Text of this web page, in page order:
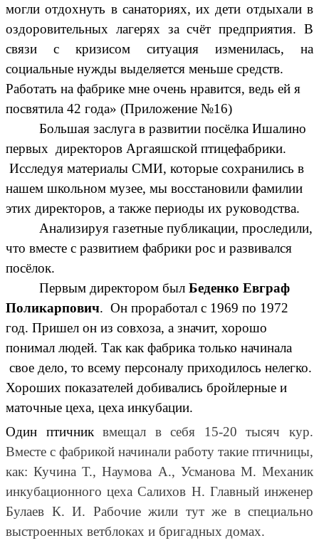
могли отдохнуть в санаториях, их дети отдыхали в
оздоровительных лагерях за счёт предприятия. В
связи с кризисом ситуация изменилась, на
социальные нужды выделяется меньше средств.
Работать на фабрике мне очень нравится, ведь ей я
посвятила 42 года» (Приложение №16)
Большая заслуга в развитии посёлка Ишалино
первых директоров Аргаяшской птицефабрики.
Исследуя материалы СМИ, которые сохранились в
нашем школьном музее, мы восстановили фамилии
этих директоров, а также периоды их руководства.
Анализируя газетные публикации, проследили,
что вместе с развитием фабрики рос и развивался
посёлок.
Первым директором былБеденко Евграф
Поликарпович. Он проработал с 1969 по 1972
год. Пришел он из совхоза, а значит, хорошо
понимал людей. Так как фабрика только начинала
свое дело, то всему персоналу приходилось нелегко.
Хороших показателей добивались бройлерные и
маточные цеха, цеха инкубации.
Один птичниквмещал в себя 15-20 тысяч кур.
Вместе с фабрикой начинали работу такие птичницы,
как: Кучина Т., Наумова А., Усманова М. Механик
инкубационного цеха Салихов Н. Главный инженер
Булаев К. И. Рабочие жили тут же в специально
выстроенных ветблоках и бригадных домах.